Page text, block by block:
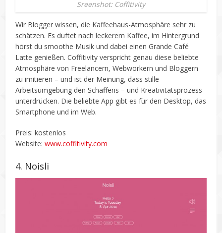
Sreenshot: Coffitivity
Wir Blogger wissen, die Kaffeehaus-Atmosphäre sehr zu
schätzen. Es duftet nach leckerem Kaffee, im Hintergrund
hörst du smoothe Musik und dabei einen Grande Café
Latte genießen. Coffitivity verspricht genau diese beliebte
Atmosphäre von Freelancern, Webworkern und Bloggern
zu imitieren – und ist der Meinung, dass stille
Arbeitsumgebung den Schaffens – und Kreativitätsprozess
unterdrücken. Die beliebte App gibt es für den Desktop, das
Smartphone und im Web.
Preis: kostenlos
Website:www.coffitivity.com
4. Noisli